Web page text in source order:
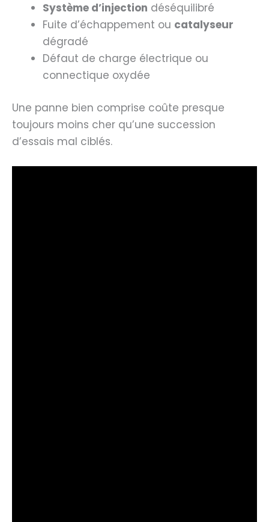
Système d’injection déséquilibré
Fuite d’échappement ou catalyseur
dégradé
Défaut de charge électrique ou
connectique oxydée
Une panne bien comprise coûte presque
toujours moins cher qu’une succession
d’essais mal ciblés.